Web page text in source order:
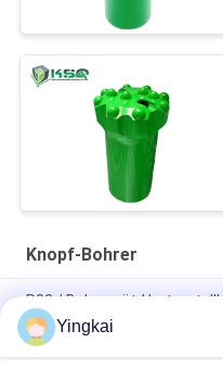
Knopf-Bohrer
R32 / Bohrgerät-
Schaft-Piloten Adapter
Drift und Tunnelbau Pilot
Yingkai